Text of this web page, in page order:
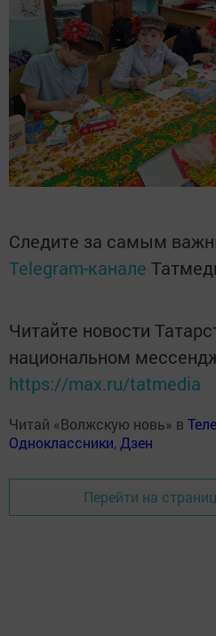
Следите за самым
Telegram-канале
Читайте новости
национальном
https://max.ru/tatmedia
Читай «Волжскую новь» в
Одноклассники, Дзен
Перейти на